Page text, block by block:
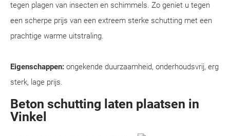
tegen plagen van insecten en schimmels. Zo geniet u tegen
een scherpe prijs van een extreem sterke schutting met een
prachtige warme uitstraling.
Eigenschappen: ongekende duurzaamheid, onderhoudsvrij, erg
sterk, lage prijs.
Beton schutting laten plaatsen in
Vinkel